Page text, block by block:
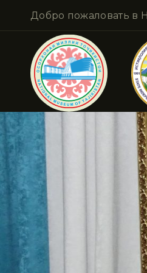
Добро пожаловать в